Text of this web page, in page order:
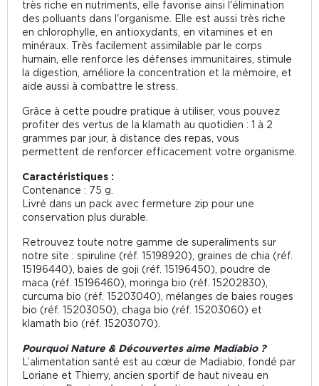
très riche en nutriments, elle favorise ainsi l'élimination
des polluants dans l'organisme. Elle est aussi très riche
en chlorophylle, en antioxydants, en vitamines et en
minéraux. Très facilement assimilable par le corps
humain, elle renforce les défenses immunitaires, stimule
la digestion, améliore la concentration et la mémoire, et
aide aussi à combattre le stress.
Grâce à cette poudre pratique à utiliser, vous pouvez
profiter des vertus de la klamath au quotidien : 1 à 2
grammes par jour, à distance des repas, vous
permettent de renforcer efficacement votre organisme.
Caractéristiques :
Contenance : 75 g.
Livré dans un pack avec fermeture zip pour une
conservation plus durable.
Retrouvez toute notre gamme de superaliments sur
notre site : spiruline (réf. 15198920), graines de chia (réf.
15196440), baies de goji (réf. 15196450), poudre de
maca (réf. 15196460), moringa bio (réf. 15202830),
curcuma bio (réf. 15203040), mélanges de baies rouges
bio (réf. 15203050), chaga bio (réf. 15203060) et
klamath bio (réf. 15203070).
Pourquoi Nature & Découvertes aime Madiabio ?
L’alimentation santé est au cœur de Madiabio, fondé par
Loriane et Thierry, ancien sportif de haut niveau en